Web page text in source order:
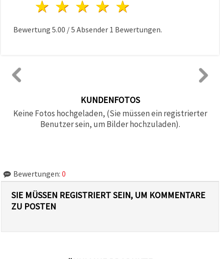
4 Sterne
3 Sterne
2 Sterne
1 Stern
Bewertung 5.00 /5 Absender 1 Bewertungen.
KUNDENFOTOS
Keine Fotos hochgeladen, (Sie müssen ein registrierter
Benutzer sein, um Bilder hochzuladen).
Bewertungen: 0
SIE MÜSSEN REGISTRIERT SEIN, UM KOMMENTARE
ZU POSTEN